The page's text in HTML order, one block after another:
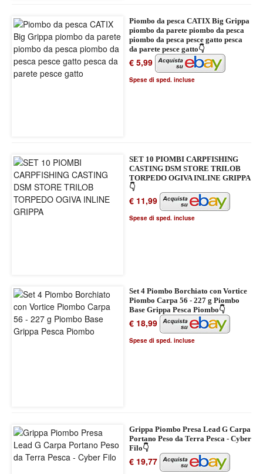
Piombo da pesca CATIX Big Grippa
piombo da parete piombo da pesca
piombo da pesca pesce gatto pesca
da parete pesce gatto👇
€ 5,99
Spese di sped. incluse
SET 10 PIOMBI CARPFISHING
CASTING DSM STORE TRILOB
TORPEDO OGIVA INLINE GRIPPA
👇
€ 11,99
Spese di sped. incluse
Set 4 Piombo Borchiato con Vortice
Piombo Carpa 56 - 227 g Piombo
Base Grippa Pesca Piombo👇
€ 18,99
Spese di sped. incluse
Grippa Piombo Presa Lead G Carpa
Portano Peso da Terra Pesca - Cyber
Filo👇
€ 19,77